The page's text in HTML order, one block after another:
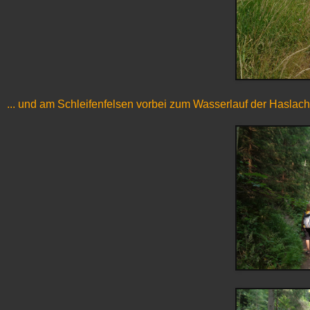
... und am Schleifenfelsen vorbei zum Wasserlauf der